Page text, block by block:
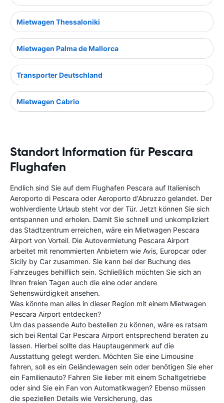
Mietwagen Thessaloniki
Mietwagen Palma de Mallorca
Transporter Deutschland
Mietwagen Cabrio
Standort Information für Pescara
Flughafen
Endlich sind Sie auf dem Flughafen Pescara auf Italienisch
Aeroporto di Pescara oder Aeroporto d'Abruzzo gelandet. Der
wohlverdiente Urlaub steht vor der Tür. Jetzt können Sie sich
entspannen und erholen. Damit Sie schnell und unkompliziert
das Stadtzentrum erreichen, wäre ein Mietwagen Pescara
Airport von Vorteil. Die Autovermietung Pescara Airport
arbeitet mit renommierten Anbietern wie Avis, Europcar oder
Sicily by Car zusammen. Sie kann bei der Buchung des
Fahrzeuges behilflich sein. Schließlich möchten Sie sich an
Ihren freien Tagen auch die eine oder andere
Sehenswürdigkeit ansehen.
Was könnte man alles in dieser Region mit einem Mietwagen
Pescara Airport entdecken?
Um das passende Auto bestellen zu können, wäre es ratsam
sich bei Rental Car Pescara Airport entsprechend beraten zu
lassen. Hierbei sollte das Hauptaugenmerk auf die
Ausstattung gelegt werden. Möchten Sie eine Limousine
fahren, soll es ein Geländewagen sein oder benötigen Sie eher
ein Familienauto? Fahren Sie lieber mit einem Schaltgetriebe
oder sind Sie ein Fan von Automatikwagen? Ebenso müssen
die speziellen Details wie Versicherung, das